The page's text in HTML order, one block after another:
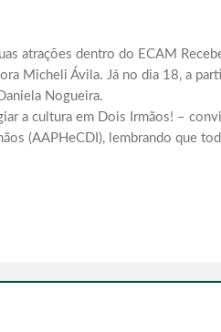
atrações dentro do ECAM
Micheli Ávila. Já no dia 18, a
Nogueira.
a cultura em Dois Irmãos! –
(AAPHeCDI), lembrando que